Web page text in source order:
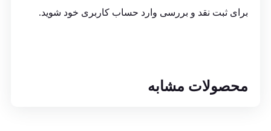
برای ثبت نقد و بررسی وارد حساب کاربری خود شوید.
محصولات مشابه